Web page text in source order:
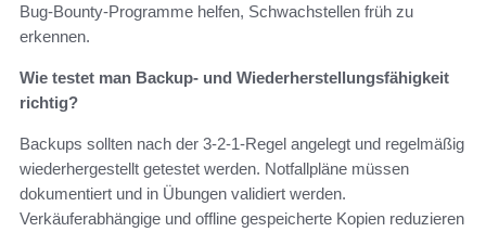
Bug‑Bounty‑Programme helfen, Schwachstellen früh zu
erkennen.
Wie testet man Backup‑ und Wiederherstellungsfähigkeit
richtig?
Backups sollten nach der 3‑2‑1‑Regel angelegt und regelmäßig
wiederhergestellt getestet werden. Notfallpläne müssen
dokumentiert und in Übungen validiert werden.
Verkäuferabhängige und offline gespeicherte Kopien reduzieren